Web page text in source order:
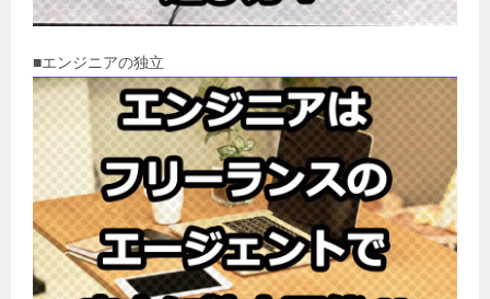
■エンジニアの独立